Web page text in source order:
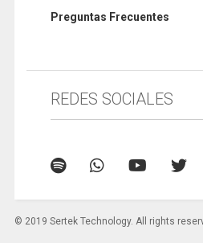
Preguntas Frecuentes
REDES SOCIALES
© 2019 Sertek Technology. All rights